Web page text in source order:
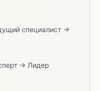
специалист →
→ Лидер